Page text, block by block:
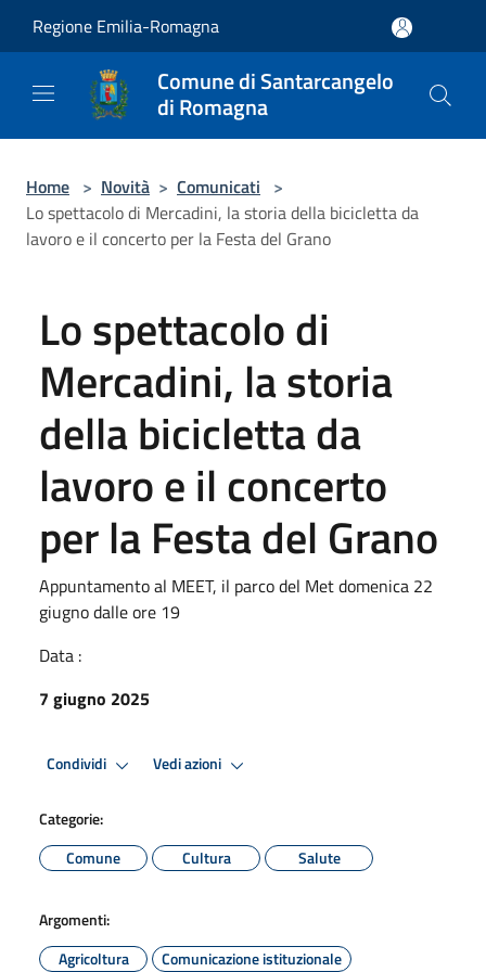
Regione Emilia-Romagna
Comune di Santarcangelo
di Romagna
Home > Novità > Comunicati >
Lo spettacolo di Mercadini, la storia della bicicletta da
lavoro e il concerto per la Festa del Grano
Lo spettacolo di
Mercadini, la storia
della bicicletta da
lavoro e il concerto
per la Festa del Grano
Appuntamento al MEET, il parco del Met domenica 22
giugno dalle ore 19
Data :
7 giugno 2025
Condividi Vedi azioni
Categorie:
Comune
Cultura Salute
Argomenti:
Agricoltura
Comunicazione istituzionale